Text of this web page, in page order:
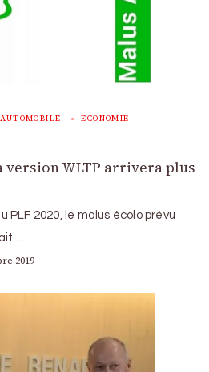
ECONOMIE
version WLTP arrivera plus
PLF 2020, le malus écolo prévu
…
2019